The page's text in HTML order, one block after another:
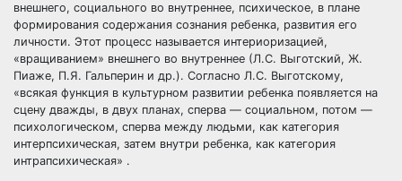
внешнего, социального во внутреннее, психическое, в плане
формирования содержания сознания ребенка, развития его
личности. Этот процесс называется интериоризацией,
«вращиванием» внешнего во внутреннее (Л.С. Выготский, Ж.
Пиаже, П.Я. Гальперин и др.). Согласно Л.С. Выготскому,
«всякая функция в культурном развитии ребенка появляется на
сцену дважды, в двух планах, сперва — социальном, потом —
психологическом, сперва между людьми, как категория
интерпсихическая, затем внутри ребенка, как категория
интрапсихическая» .